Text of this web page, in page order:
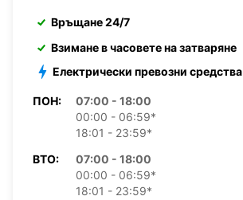
Връщане 24/7
Взимане в часовете на затваряне
Електрически превозни средства
ПОН:
07:00 - 18:00
00:00 - 06:59*
18:01 - 23:59*
ВТО:
07:00 - 18:00
00:00 - 06:59*
18:01 - 23:59*